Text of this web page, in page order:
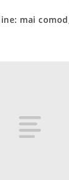
mai